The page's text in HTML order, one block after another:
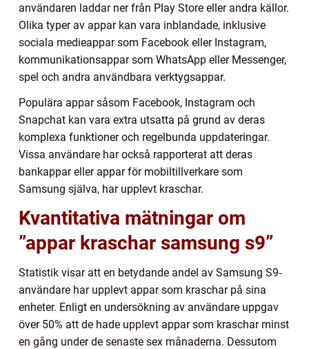
användaren laddar ner från Play Store eller andra källor.
Olika typer av appar kan vara inblandade, inklusive
sociala medieappar som Facebook eller Instagram,
kommunikationsappar som WhatsApp eller Messenger,
spel och andra användbara verktygsappar.
Populära appar såsom Facebook, Instagram och
Snapchat kan vara extra utsatta på grund av deras
komplexa funktioner och regelbunda uppdateringar.
Vissa användare har också rapporterat att deras
bankappar eller appar för mobiltillverkare som
Samsung själva, har upplevt kraschar.
Kvantitativa mätningar om
”appar kraschar samsung s9”
Statistik visar att en betydande andel av Samsung S9-
användare har upplevt appar som kraschar på sina
enheter. Enligt en undersökning av användare uppgav
över 50% att de hade upplevt appar som kraschar minst
en gång under de senaste sex månaderna. Dessutom